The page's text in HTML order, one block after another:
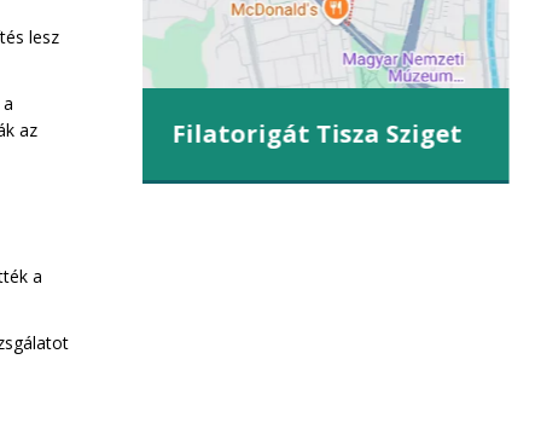
lesz
az
a
Filatorigát Tisza Sziget